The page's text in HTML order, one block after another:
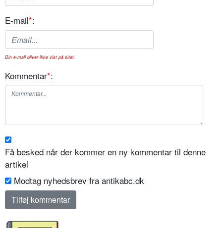
E-mail*:
Din e-mail bliver ikke vist på sitet.
Kommentar*:
Få besked når der kommer en ny kommentar til denne
artikel
Modtag nyhedsbrev fra antikabc.dk